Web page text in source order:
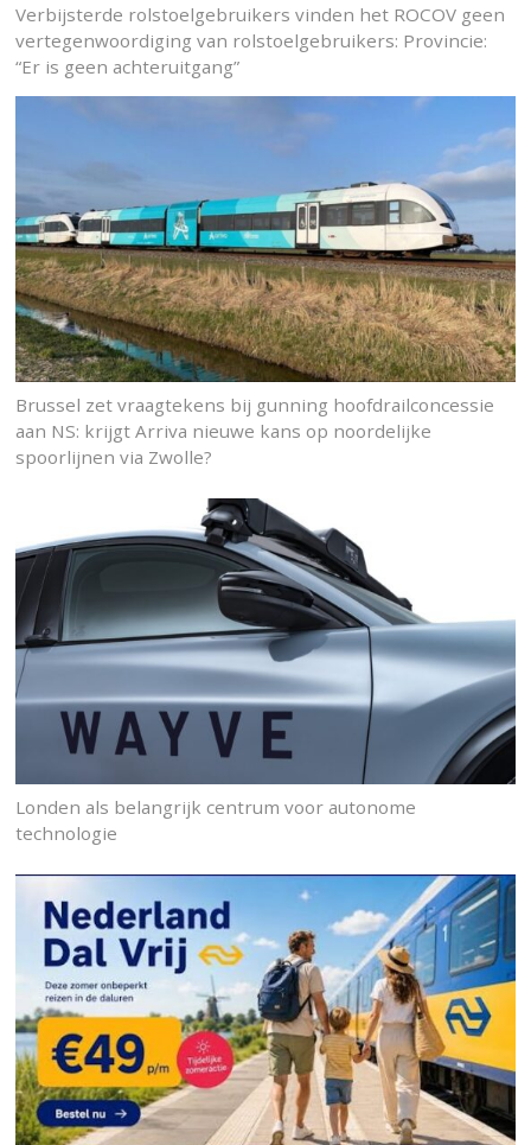
Verbijsterde rolstoelgebruikers vinden het ROCOV geen
vertegenwoordiging van rolstoelgebruikers: Provincie:
“Er is geen achteruitgang”
Brussel zet vraagtekens bij gunning hoofdrailconcessie
aan NS: krijgt Arriva nieuwe kans op noordelijke
spoorlijnen via Zwolle?
Londen als belangrijk centrum voor autonome
technologie